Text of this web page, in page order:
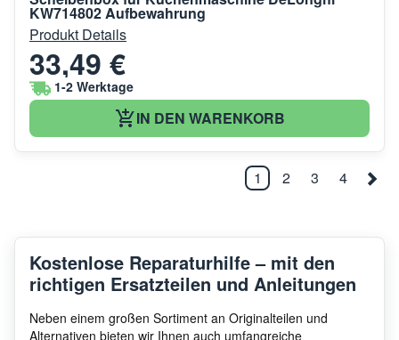
KW714802 Aufbewahrung
Produkt Details
33,49 €
1-2 Werktage
IN DEN WARENKORB
1 2 3 4
Kostenlose Reparaturhilfe – mit den
richtigen Ersatzteilen und Anleitungen
Neben einem großen Sortiment an Originalteilen und
Alternativen bieten wir Ihnen auch umfangreiche